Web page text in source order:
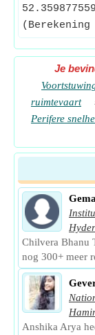
Je
ruimtevaart
Perifere
Chilvera Bhanu
nog 300+ meer
Anshika Arya